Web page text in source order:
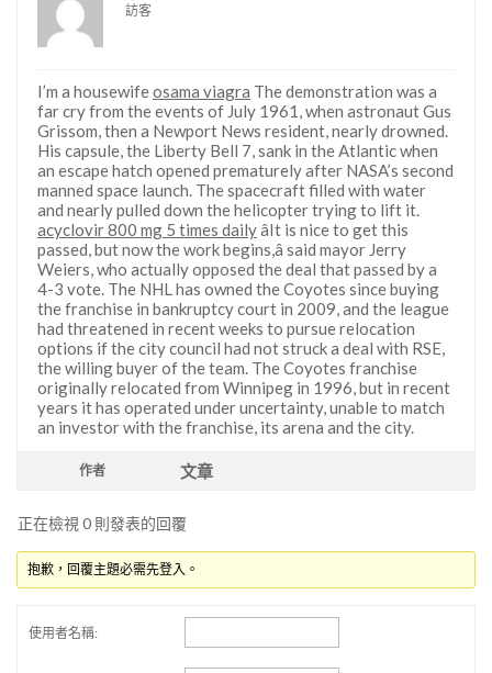
訪客
I’m a housewifeosama viagra The demonstration was a
far cry from the events of July 1961, when astronaut Gus
Grissom, then a Newport News resident, nearly drowned.
His capsule, the Liberty Bell 7, sank in the Atlantic when
an escape hatch opened prematurely after NASA’s second
manned space launch. The spacecraft filled with water
and nearly pulled down the helicopter trying to lift it.
acyclovir 800 mg 5 times dailyâIt is nice to get this
passed, but now the work begins,â said mayor Jerry
Weiers, who actually opposed the deal that passed by a
4-3 vote. The NHL has owned the Coyotes since buying
the franchise in bankruptcy court in 2009, and the league
had threatened in recent weeks to pursue relocation
options if the city council had not struck a deal with RSE,
the willing buyer of the team. The Coyotes franchise
originally relocated from Winnipeg in 1996, but in recent
years it has operated under uncertainty, unable to match
an investor with the franchise, its arena and the city.
作者 文章
正在檢視 0 則發表的回覆
抱歉，回覆主題必需先登入。
使用者名稱: